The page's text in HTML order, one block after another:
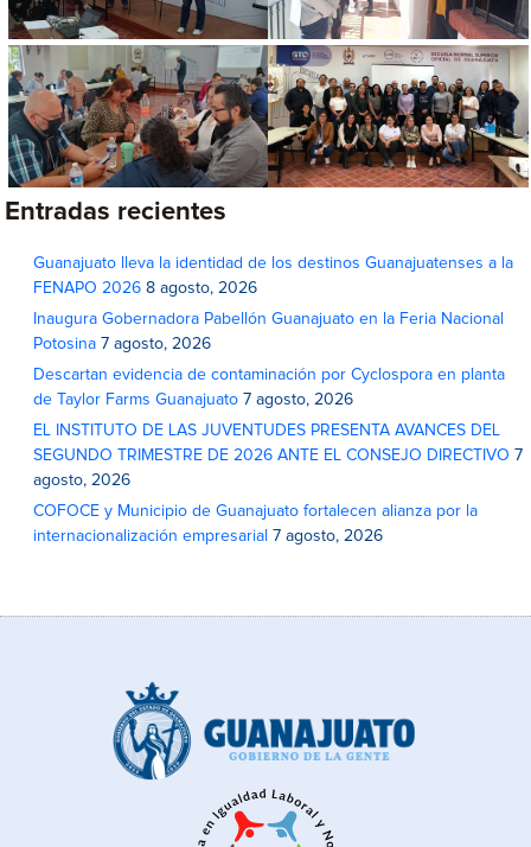
Entradas recientes
Guanajuato lleva la identidad de los destinos Guanajuatenses a la
FENAPO 2026 8 agosto, 2026
Inaugura Gobernadora Pabellón Guanajuato en la Feria Nacional
Potosina 7 agosto, 2026
Descartan evidencia de contaminación por Cyclospora en planta
de Taylor Farms Guanajuato 7 agosto, 2026
EL INSTITUTO DE LAS JUVENTUDES PRESENTA AVANCES DEL
SEGUNDO TRIMESTRE DE 2026 ANTE EL CONSEJO DIRECTIVO 7
agosto, 2026
COFOCE y Municipio de Guanajuato fortalecen alianza por la
internacionalización empresarial 7 agosto, 2026